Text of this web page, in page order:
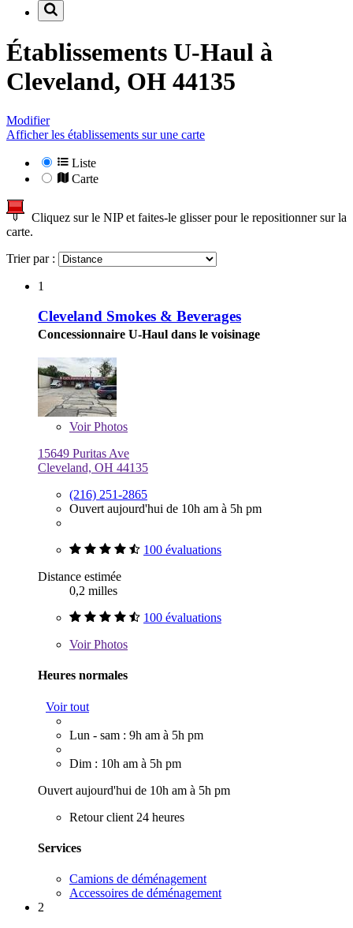
Établissements U-Haul à
Cleveland, OH 44135
Modifier
Afficher les établissements sur une carte
Liste
Carte
Cliquez sur le NIP et faites-le glisser pour le repositionner sur la
carte.
Trier par :
1
Cleveland Smokes & Beverages
Concessionnaire U-Haul dans le voisinage
VoirPhotos
15649 Puritas Ave
Cleveland, OH 44135
(216) 251-2865
Ouvert aujourd'hui de 10h am à 5h pm
100 évaluations
Distance estimée
0,2 milles
100 évaluations
VoirPhotos
Heures normales
Voir tout
Lun - sam : 9h am à 5h pm
Dim : 10h am à 5h pm
Ouvert aujourd'hui de 10h am à 5h pm
Retour client 24 heures
Services
Camions de déménagement
Accessoires de déménagement
2